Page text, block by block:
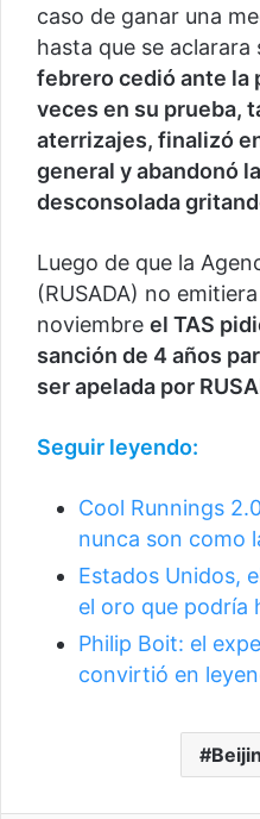
caso de ganar una
hasta que se aclarara
febrero cedió ante la
veces en su prueba,
aterrizajes, finalizó
general y abandonó
desconsolada
Luego de que la
(RUSADA) no
noviembre el TAS
sanción de 4 años
ser apelada por
Seguir leyendo:
Cool Runnings
nunca son como
Estados Unidos,
el oro que podría
Philip Boit: el
convirtió en